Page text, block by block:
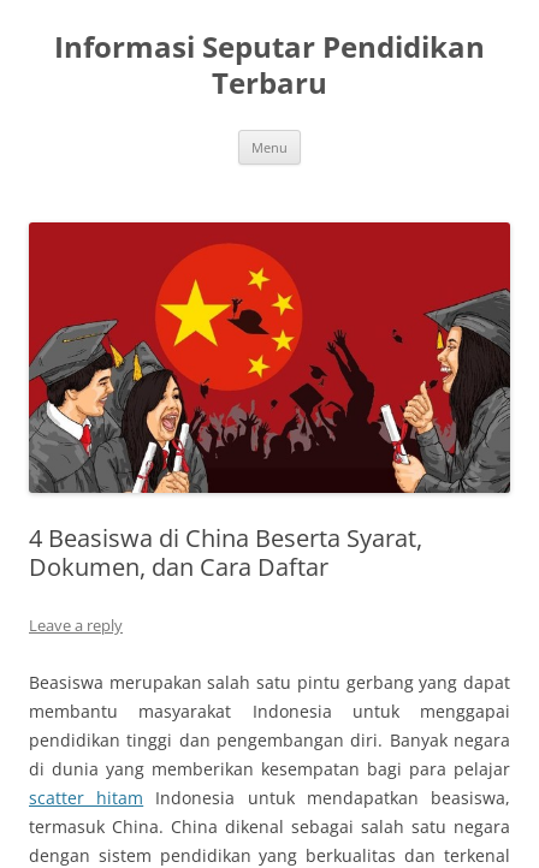
content
Informasi Seputar Pendidikan
Terbaru
Menu
4 Beasiswa di China Beserta Syarat,
Dokumen, dan Cara Daftar
Leave a reply
Beasiswa merupakan salah satu pintu gerbang yang dapat
membantu masyarakat Indonesia untuk menggapai
pendidikan tinggi dan pengembangan diri. Banyak negara
di dunia yang memberikan kesempatan bagi para pelajar
scatter hitam Indonesia untuk mendapatkan beasiswa,
termasuk China. China dikenal sebagai salah satu negara
dengan sistem pendidikan yang berkualitas dan terkenal